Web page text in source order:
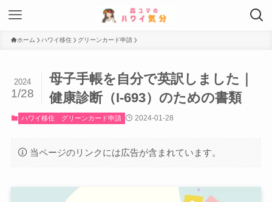
ホーム ハワイ移住 グリーンカード申請
母子手帳を自分で英訳しました｜
健康診断（I-693）のための書類
2024
1/28
ハワイ移住 グリーンカード申請 2024-01-28
当ページのリンクには広告が含まれています。